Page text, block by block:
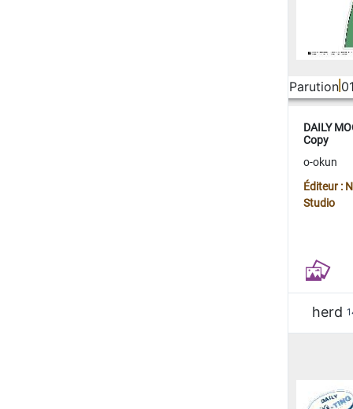
Parution
DAILY
Copy
o-okun
Éditeur :
Studio
herd